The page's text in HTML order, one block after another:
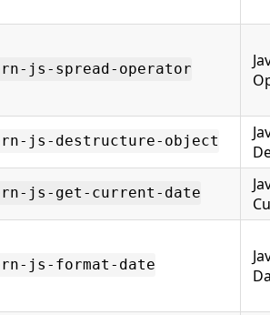
js-spread-operator
js-destructure-object
js-get-current-date
js-format-date